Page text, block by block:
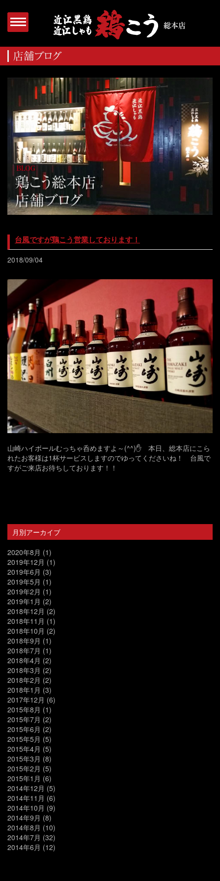
台風ですが鶏こう営業しております！
2018/09/04
山崎ハイボールむっちゃ呑めますよ～(^^)✋ 本日、総本店にこら
れたお客様は1杯サービスしますのでゆってくださいね！ 台風で
すがご来店お待ちしております！！
月別アーカイブ
2020年8月 (1)
2019年12月 (1)
2019年6月 (3)
2019年5月 (1)
2019年2月 (1)
2019年1月 (2)
2018年12月 (2)
2018年11月 (1)
2018年10月 (2)
2018年9月 (1)
2018年7月 (1)
2018年4月 (2)
2018年3月 (2)
2018年2月 (2)
2018年1月 (3)
2017年12月 (6)
2015年8月 (1)
2015年7月 (2)
2015年6月 (2)
2015年5月 (5)
2015年4月 (5)
2015年3月 (8)
2015年2月 (5)
2015年1月 (6)
2014年12月 (5)
2014年11月 (6)
2014年10月 (9)
2014年9月 (8)
2014年8月 (10)
2014年7月 (32)
2014年6月 (12)